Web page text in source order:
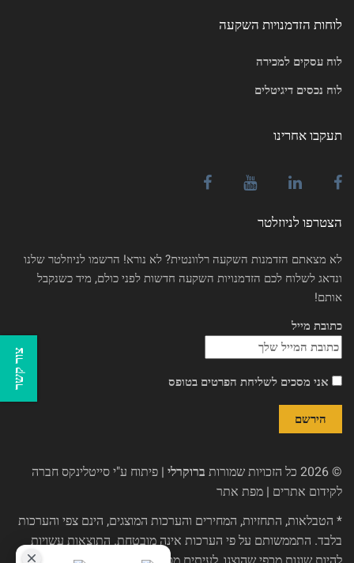
לוחות הזדמנויות השקעה
לוח עסקים למכירה
לוח נכסים דיגיטלים
תעקבו אחרינו
הצטרפו לניוזלטר
לא מצאתם הזדמנות השקעה רלוונטית? לא נורא! הרשמו לניוזלטר שלנו
ונדאג לשלוח לכם הזדמנויות השקעה חדשות לפני כולם, מיד כשנקבל
אותם!
כתובת מייל
אני מסכים לשליחת הפרטים בטופס
© 2026 כל הזכויות שמורות ברוקרלי | פיתוח ע"יסייטלינקס חברה
לקידום אתרים | מפת אתר
* הטבלאות, התחזיות, המחירים והערכות המוצגים, הינם צפי והערכות
בלבד. התממשותם על פי הערכות אינה מובטחת. התוצאות עשויות
צור קשר